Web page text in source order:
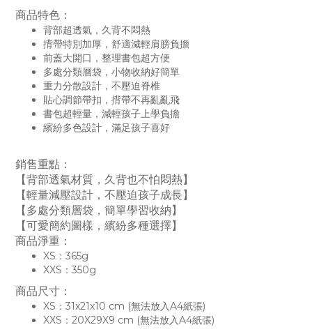
商品特色：
背部超透氣，久背不悶熱
揹帶特別加厚，舒適減輕肩膀負擔
前蓋大開口，整理書包超方便
多處分類層袋，小物收納好簡單
重力分散設計，不壓迫脊椎
貼心調節帶扣，揹帶不再亂亂飛
書包超輕量，減輕孩子上學負擔
繽紛多色設計，滿足孩子喜好
銷售重點：
【背部透氣材質，久背也不怕悶熱】
【輕量減壓設計，不壓迫孩子成長】
【多處分類層袋，簡單學習收納】
【可愛簡約圖樣，繽紛多種選擇】
商品淨重：
XS：365g
XXS：350g
商品尺寸：
XS：31x21x10 cm (無法放入A4紙張)
XXS：20X29X9 cm (無法放入A4紙張)